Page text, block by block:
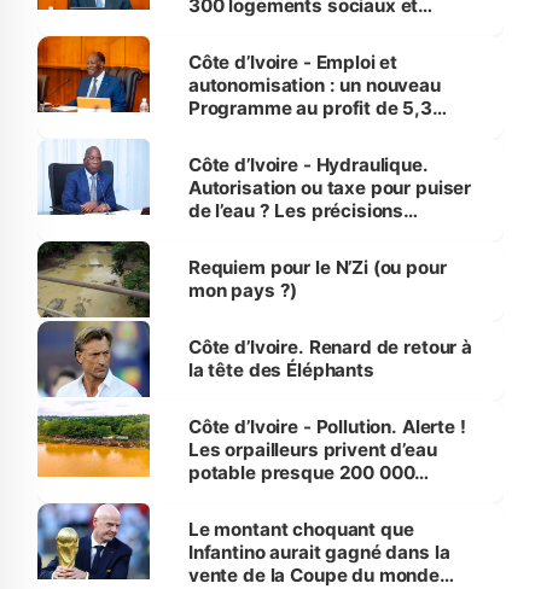
300 logements sociaux et
et Yamoussoukro
Côte d’Ivoire - Emploi et
autonomisation : un nouveau
Programme au profit de 5,3
Côte d’Ivoire - Hydraulique.
Autorisation ou taxe pour puiser
de l’eau ? Les précisions
Requiem pour le N’Zi (ou pour
mon pays ?)
Côte d’Ivoire. Renard de retour à
la tête des Éléphants
Côte d’Ivoire - Pollution. Alerte !
Les orpailleurs privent d’eau
potable presque 200 000
Le montant choquant que
Infantino aurait gagné dans la
vente de la Coupe du monde